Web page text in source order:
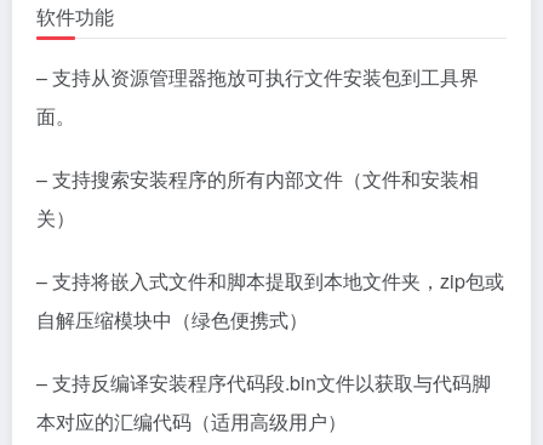
软件功能
– 支持从资源管理器拖放可执行文件安装包到工具界
面。
– 支持搜索安装程序的所有内部文件（文件和安装相
关）
– 支持将嵌入式文件和脚本提取到本地文件夹，zip包或
自解压缩模块中（绿色便携式）
– 支持反编译安装程序代码段.bin文件以获取与代码脚
本对应的汇编代码（适用高级用户）